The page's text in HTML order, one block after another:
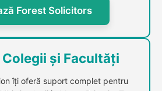
Forest Solicitors
și Facultăți
îți oferă suport complet pentru